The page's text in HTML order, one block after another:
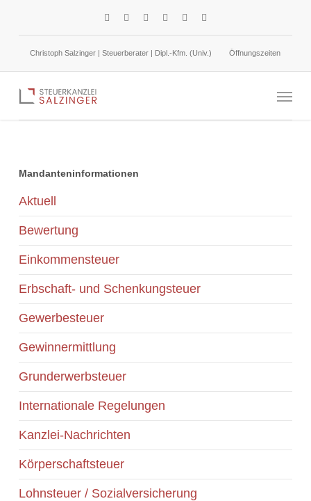
contentChristoph Salzinger | Steuerberater | Dipl.-Kfm. (Univ.) Öffnungszeiten
Menu
Mandanteninformationen
Aktuell
Bewertung
Einkommensteuer
Erbschaft- und Schenkungsteuer
Gewerbesteuer
Gewinnermittlung
Grunderwerbsteuer
Internationale Regelungen
Kanzlei-Nachrichten
Körperschaftsteuer
Lohnsteuer / Sozialversicherung